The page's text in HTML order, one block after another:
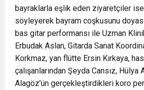
bayraklarla eşlik eden ziyaretçiler ise
söyleyerek bayram coşkusunu
bas gitar performansı ile Uzman
Erbudak Aslan, Gitarda Sanat
Korkmaz, yan flütte Ersin Kırkaya,
çalışanlarından Şeyda Cansız, Hülya
Alagöz’ün gerçekleştirdikleri koro